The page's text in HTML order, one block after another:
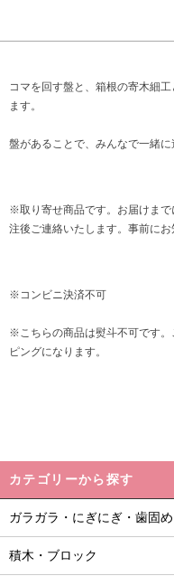
コマを回す盤と、箱根の寄木細
ます。
盤があることで、みんなで一緒に
※取り寄せ商品です。お届けま
注後ご連絡いたします。事前に
※コンビニ決済不可
※こちらの商品は熨斗不可です。
ピングになります。
カテゴリーから探す
ガラガラ・にぎにぎ・歯固め
積木・ブロック